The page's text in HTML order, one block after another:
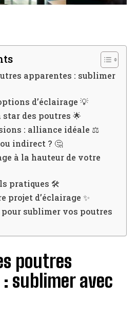
apparentes : sublimer
d’éclairage 💡
star des poutres 🌟
: alliance idéale ⚖️
indirect ? 🤔
à la hauteur de votre
pratiques 🛠️
projet d’éclairage ✨
sublimer vos poutres
poutres
sublimer avec